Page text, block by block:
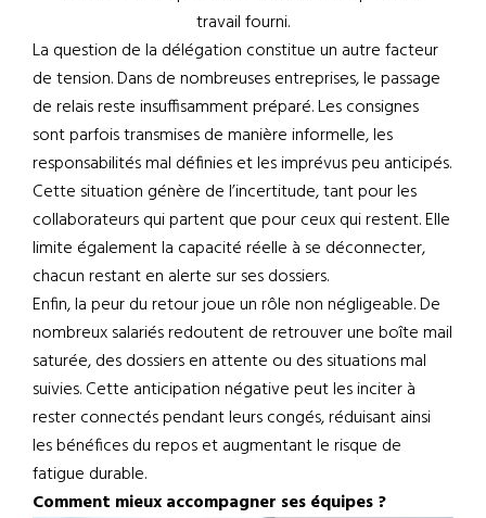
travail fourni.
La question de la délégation constitue un autre facteur
de tension. Dans de nombreuses entreprises, le passage
de relais reste insuffisamment préparé. Les consignes
sont parfois transmises de manière informelle, les
responsabilités mal définies et les imprévus peu anticipés.
Cette situation génère de l’incertitude, tant pour les
collaborateurs qui partent que pour ceux qui restent. Elle
limite également la capacité réelle à se déconnecter,
chacun restant en alerte sur ses dossiers.
Enfin, la peur du retour joue un rôle non négligeable. De
nombreux salariés redoutent de retrouver une boîte mail
saturée, des dossiers en attente ou des situations mal
suivies. Cette anticipation négative peut les inciter à
rester connectés pendant leurs congés, réduisant ainsi
les bénéfices du repos et augmentant le risque de
fatigue durable.
Comment mieux accompagner ses équipes ?